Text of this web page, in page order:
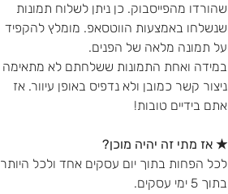
שהורדו מהפייסבוק. כן ניתן לשלוח תמונות
שנשלחו באמצעות הווטסאפ. מומלץ להקפיד
על תמונה מלאה של הפנים.
במידה ואחת התמונות ששלחתם לא מתאימה
ניצור קשר כמובן ולא נדפיס באופן עיוור. אז
אתם בידיים טובות!
★ אז מתי זה יהיה מוכן?
לכל הפחות בתוך יום עסקים אחד ולכל היותר
בתוך 5 ימי עסקים.